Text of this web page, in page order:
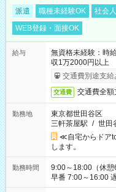
派遣 職種未経験OK 社会
WEB登録・面接OK
給与
無資格未経験：
収1万2000円以上
交通費別途支給
交通費 交通費全額
勤務地
東京都世田谷区
三軒茶屋駅 / 世田
≪自宅からドア
します。
勤務時間
9:00～18:00（休憩60分） ■ご希望があれば下
早番 7:00～16:00 遅番 10:00～
い」 「余裕を持っ